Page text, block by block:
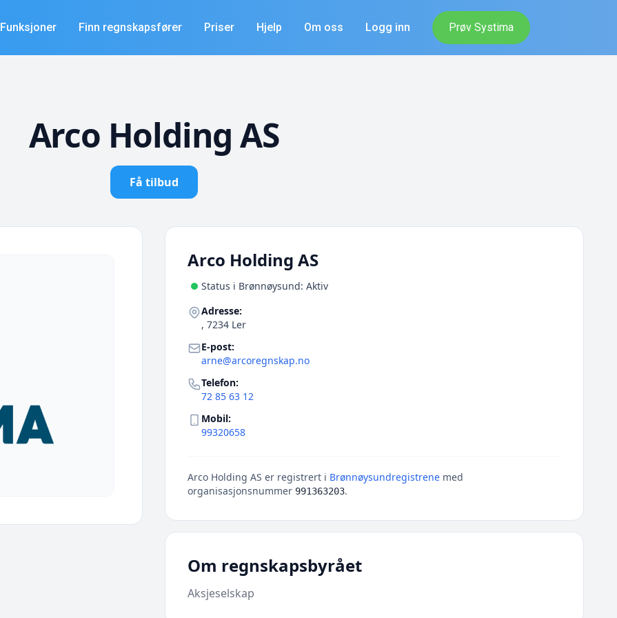
Funksjoner Finn regnskapsfører Priser Hjelp Om oss Logg inn Prøv Systima
Arco Holding AS
Få tilbud
Arco Holding AS
Status i Brønnøysund: Aktiv
Adresse:
, 7234 Ler
E-post:
arne@arcoregnskap.no
Telefon:
72 85 63 12
Mobil:
99320658
Arco Holding AS er registrert i Brønnøysundregistrene med
organisasjonsnummer 991363203.
Om regnskapsbyrået
Aksjeselskap